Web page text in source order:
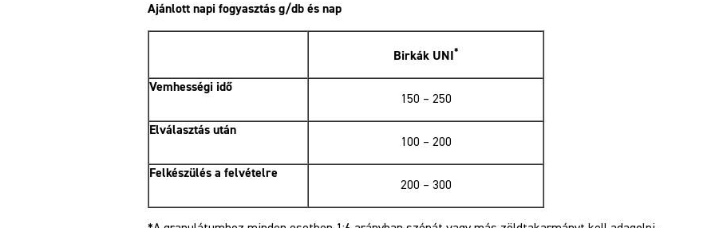
Ajánlott napi fogyasztás g/db és nap
Birkák UNI*
Vemhességi idő
150 – 250
Elválasztás után
100 – 200
Felkészülés a felvételre
200 – 300